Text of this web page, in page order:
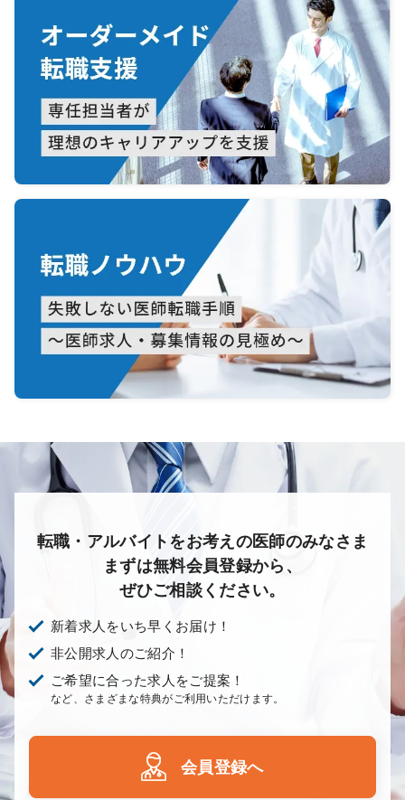
転職・アルバイトをお考えの医師のみなさま
まずは無料会員登録から、
ぜひご相談ください。
新着求人をいち早くお届け！
非公開求人のご紹介！
ご希望に合った求人をご提案！
など、さまざまな特典がご利用いただけます。
会員登録へ